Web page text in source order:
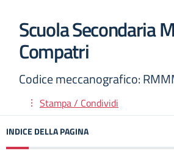
Scuola Secondaria
Compatri
Codice meccanografico:
Stampa / Condividi
INDICE DELLA PAGINA